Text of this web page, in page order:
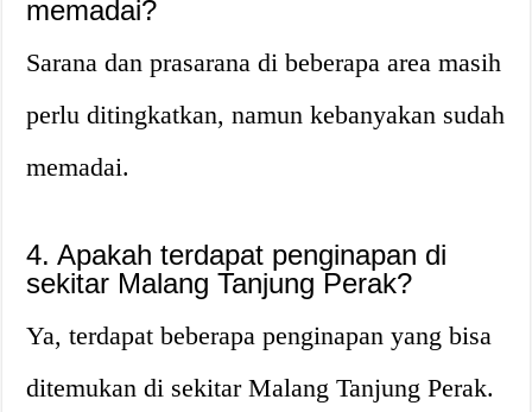
memadai?
Sarana dan prasarana di beberapa area masih
perlu ditingkatkan, namun kebanyakan sudah
memadai.
4. Apakah terdapat penginapan di
sekitar Malang Tanjung Perak?
Ya, terdapat beberapa penginapan yang bisa
ditemukan di sekitar Malang Tanjung Perak.